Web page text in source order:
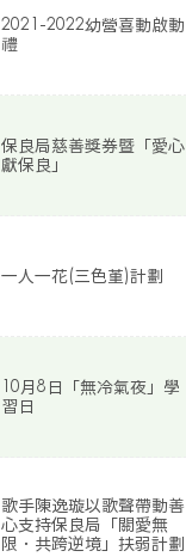
2021-2022幼營喜動啟動
禮
保良局慈善獎券暨「愛心
獻保良」
一人一花(三色堇)計劃
10月8日「無冷氣夜」學
習日
歌手陳逸璇以歌聲帶動善
心支持保良局「關愛無
限．共跨逆境」扶弱計劃